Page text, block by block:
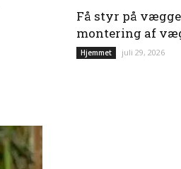
Få styr på
montering af
Hjemmet juli 29, 2026